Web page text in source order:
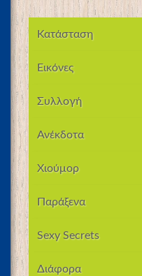
Κατάσταση
Εικόνες
Συλλογή
Ανέκδοτα
Χιούμορ
Παράξενα
Sexy Secrets
Διάφορα